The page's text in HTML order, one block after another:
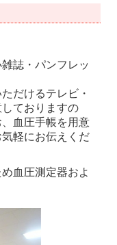
誌・パンフレッ
だけるテレビ・
ておりますの
血圧手帳を用意
軽にお伝えくだ
血圧測定器およ